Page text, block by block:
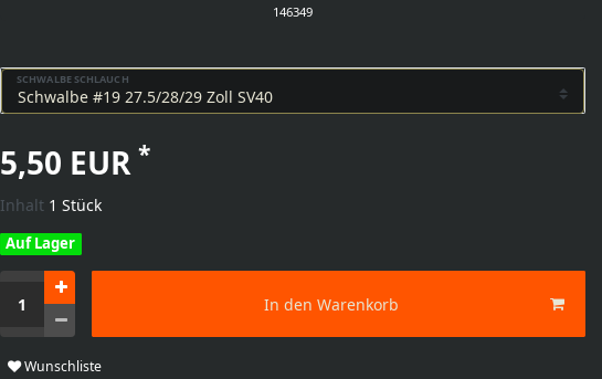
146349
SCHWALBE SCHLAUCH
5,50 EUR *
Inhalt 1 Stück
Auf Lager
In den Warenkorb
Wunschliste